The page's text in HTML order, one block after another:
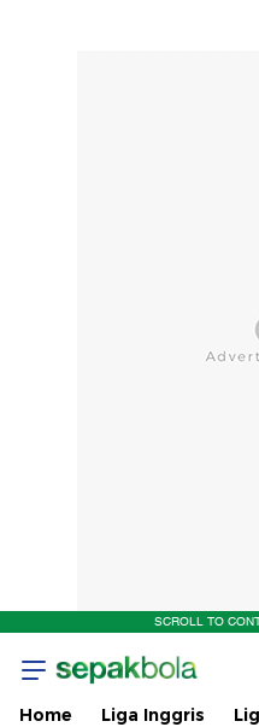
SCROLL TO
Home Liga Inggris